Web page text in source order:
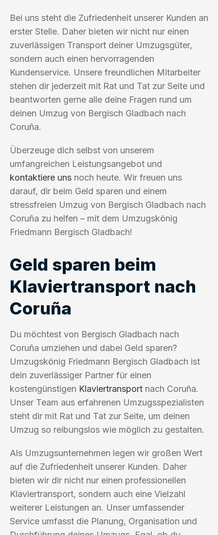
Bei uns steht die Zufriedenheit unserer Kunden an
erster Stelle. Daher bieten wir nicht nur einen
zuverlässigen Transport deiner Umzugsgüter,
sondern auch einen hervorragenden
Kundenservice. Unsere freundlichen Mitarbeiter
stehen dir jederzeit mit Rat und Tat zur Seite und
beantworten gerne alle deine Fragen rund um
deinen Umzug von Bergisch Gladbach nach
Coruña.
Überzeuge dich selbst von unserem
umfangreichen Leistungsangebot und
kontaktiere uns noch heute. Wir freuen uns
darauf, dir beim Geld sparen und einem
stressfreien Umzug von Bergisch Gladbach nach
Coruña zu helfen – mit dem Umzugskönig
Friedmann Bergisch Gladbach!
Geld sparen beim
Klaviertransport nach
Coruña
Du möchtest von Bergisch Gladbach nach
Coruña umziehen und dabei Geld sparen?
Umzugskönig Friedmann Bergisch Gladbach ist
dein zuverlässiger Partner für einen
kostengünstigen Klaviertransport nach Coruña.
Unser Team aus erfahrenen Umzugsspezialisten
steht dir mit Rat und Tat zur Seite, um deinen
Umzug so reibungslos wie möglich zu gestalten.
Als Umzugsunternehmen legen wir großen Wert
auf die Zufriedenheit unserer Kunden. Daher
bieten wir dir nicht nur einen professionellen
Klaviertransport, sondern auch eine Vielzahl
weiterer Leistungen an. Unser umfassender
Service umfasst die Planung, Organisation und